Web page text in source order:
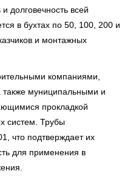
долговечность всей
в бухтах по 50, 100, 200 и
и монтажных
компаниями,
муниципальными и
прокладкой
систем. Трубы
что подтверждает их
для применения в